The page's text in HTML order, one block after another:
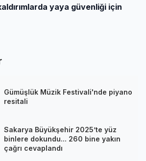
yaya güvenliği için
Gümüşlük Müzik Festivali'nde piyano
resitali
Sakarya Büyükşehir 2025’te yüz
binlere dokundu... 260 bine yakın
çağrı cevaplandı